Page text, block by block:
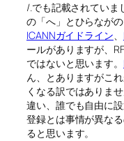
/.でも記載されていま
の「へ」とひらなが
ICANNガイドライン、
ールがありますが、
ではないと思います。
ん、とありますがこ
くなる訳ではありま
違い、誰でも自由に
登録とは事情が異な
ると思います。